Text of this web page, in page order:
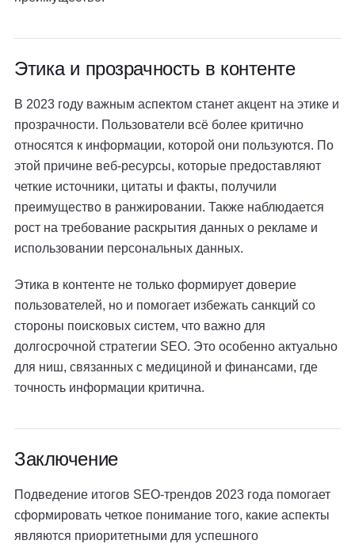
Этика и прозрачность в контенте
В 2023 году важным аспектом станет акцент на этике и
прозрачности. Пользователи всё более критично
относятся к информации, которой они пользуются. По
этой причине веб-ресурсы, которые предоставляют
четкие источники, цитаты и факты, получили
преимущество в ранжировании. Также наблюдается
рост на требование раскрытия данных о рекламе и
использовании персональных данных.
Этика в контенте не только формирует доверие
пользователей, но и помогает избежать санкций со
стороны поисковых систем, что важно для
долгосрочной стратегии SEO. Это особенно актуально
для ниш, связанных с медициной и финансами, где
точность информации критична.
Заключение
Подведение итогов SEO-трендов 2023 года помогает
сформировать четкое понимание того, какие аспекты
являются приоритетными для успешного